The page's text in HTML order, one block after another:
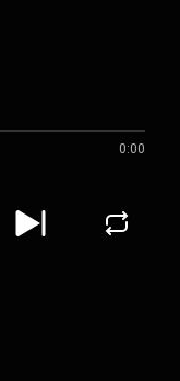
0:00